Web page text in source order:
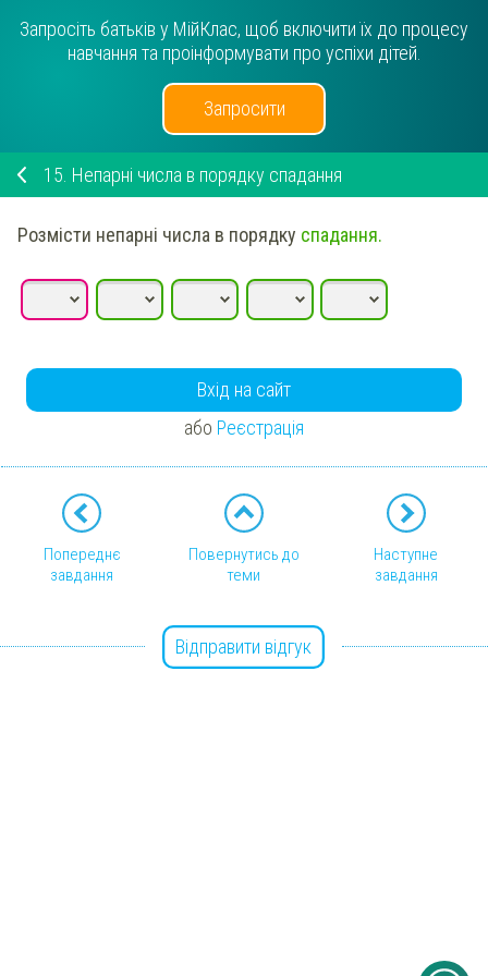
Запросіть батьків у МійКлас, щоб включити їх до процесу
навчання та проінформувати про успіхи дітей.
Запросити
15. Непарні числа в порядку спадання
Розмісти непарні числа в порядку спадання.
Вхід на сайт
або Реєстрація
Попереднє
завдання
Повернутись до
теми
Наступне
завдання
Відправити відгук